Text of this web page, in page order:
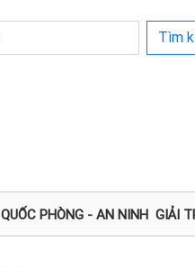
Tìm
QUỐC PHÒNG - AN NINH GIẢI